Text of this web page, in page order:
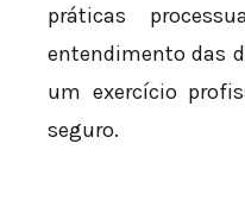
práticas
entendimento das
um exercício
seguro.